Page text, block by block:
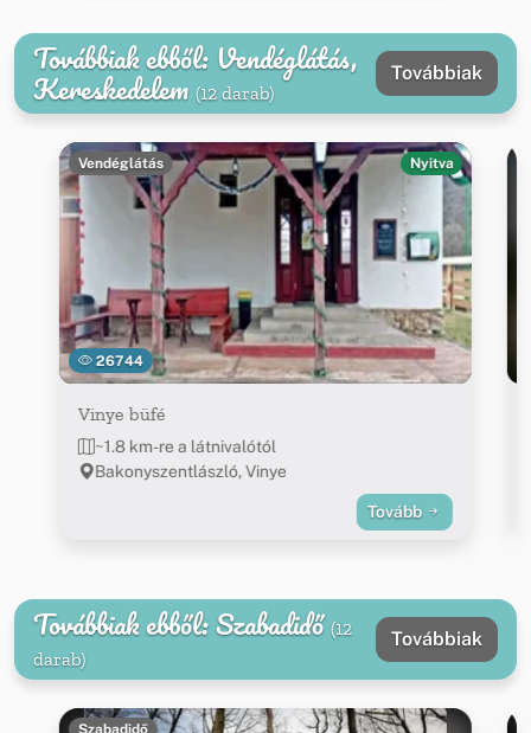
Továbbiak ebből: Vendéglátás,
Kereskedelem (12 darab)
Továbbiak
26744
Vendéglátás Nyitva
Vinye büfé
~1.8 km-re a látnivalótól
Bakonyszentlászló, Vinye
Tovább
Továbbiak ebből: Szabadidő (12
darab)
Továbbiak
Szabadidő